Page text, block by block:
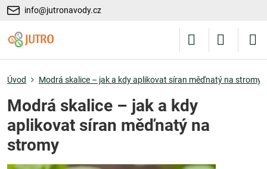
info@jutronavody.cz
Úvod Modrá skalice – jak a kdy aplikovat síran měďnatý na stromy
Modrá skalice – jak a kdy
aplikovat síran měďnatý na
stromy